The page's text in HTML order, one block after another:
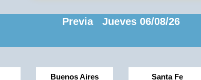
Previa Jueves 06/08/26
Buenos Aires Santa Fe